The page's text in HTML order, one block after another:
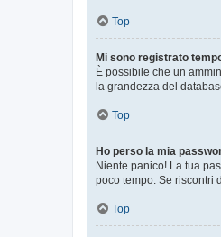
Top
Mi sono registrato
È possibile che un
la grandezza del
Top
Ho perso la mia
Niente panico! La tua
poco tempo. Se riscontri
Top